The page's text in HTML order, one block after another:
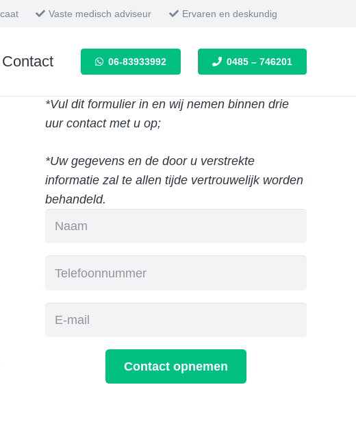
Vaste medisch adviseur Ervaren en deskundig
Contact 06-83933992 0485 – 746201
*Vul dit formulier in en wij nemen binnen drie
uur contact met u op;
*Uw gegevens en de door u verstrekte
informatie zal te allen tijde vertrouwelijk worden
behandeld.
Contact opnemen